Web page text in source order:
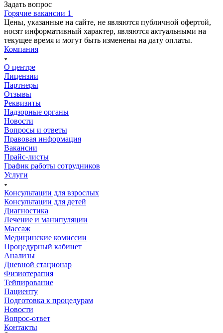
Задать вопрос
Горячие вакансии 1
Цены, указанные на сайте, не являются публичной офертой,
носят информативный характер, являются актуальными на
текущее время и могут быть изменены на дату оплаты.
Компания
О центре
Лицензии
Партнеры
Отзывы
Реквизиты
Надзорные органы
Новости
Вопросы и ответы
Правовая информация
Вакансии
Прайс-листы
График работы сотрудников
Услуги
Консультации для взрослых
Консультации для детей
Диагностика
Лечение и манипуляции
Массаж
Медицинские комиссии
Процедурный кабинет
Анализы
Дневной стационар
Физиотерапия
Тейпирование
Пациенту
Подготовка к процедурам
Новости
Вопрос-ответ
Контакты